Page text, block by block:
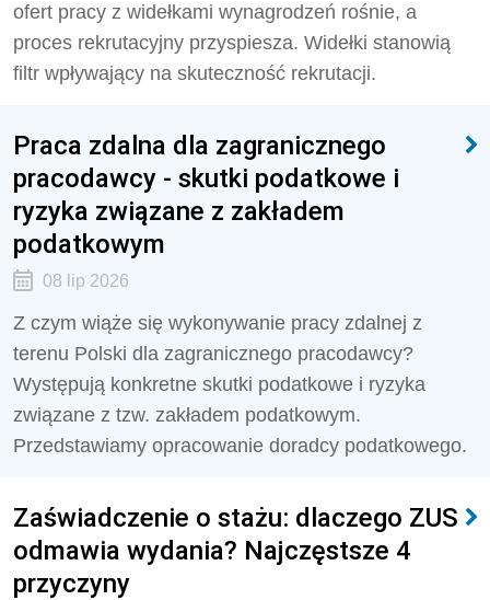
ofert pracy z widełkami wynagrodzeń rośnie, a
proces rekrutacyjny przyspiesza. Widełki stanowią
filtr wpływający na skuteczność rekrutacji.
Praca zdalna dla zagranicznego
pracodawcy - skutki podatkowe i
ryzyka związane z zakładem
podatkowym
08 lip 2026
Z czym wiąże się wykonywanie pracy zdalnej z
terenu Polski dla zagranicznego pracodawcy?
Występują konkretne skutki podatkowe i ryzyka
związane z tzw. zakładem podatkowym.
Przedstawiamy opracowanie doradcy podatkowego.
Zaświadczenie o stażu: dlaczego ZUS
odmawia wydania? Najczęstsze 4
przyczyny